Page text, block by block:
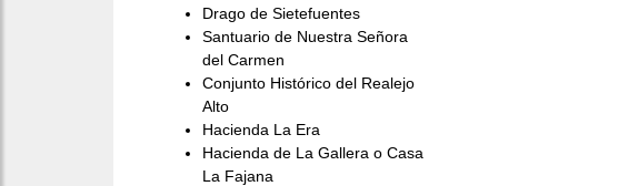
Drago de Sietefuentes
Santuario de Nuestra Señora
del Carmen
Conjunto Histórico del Realejo
Alto
Hacienda La Era
Hacienda de La Gallera o Casa
La Fajana